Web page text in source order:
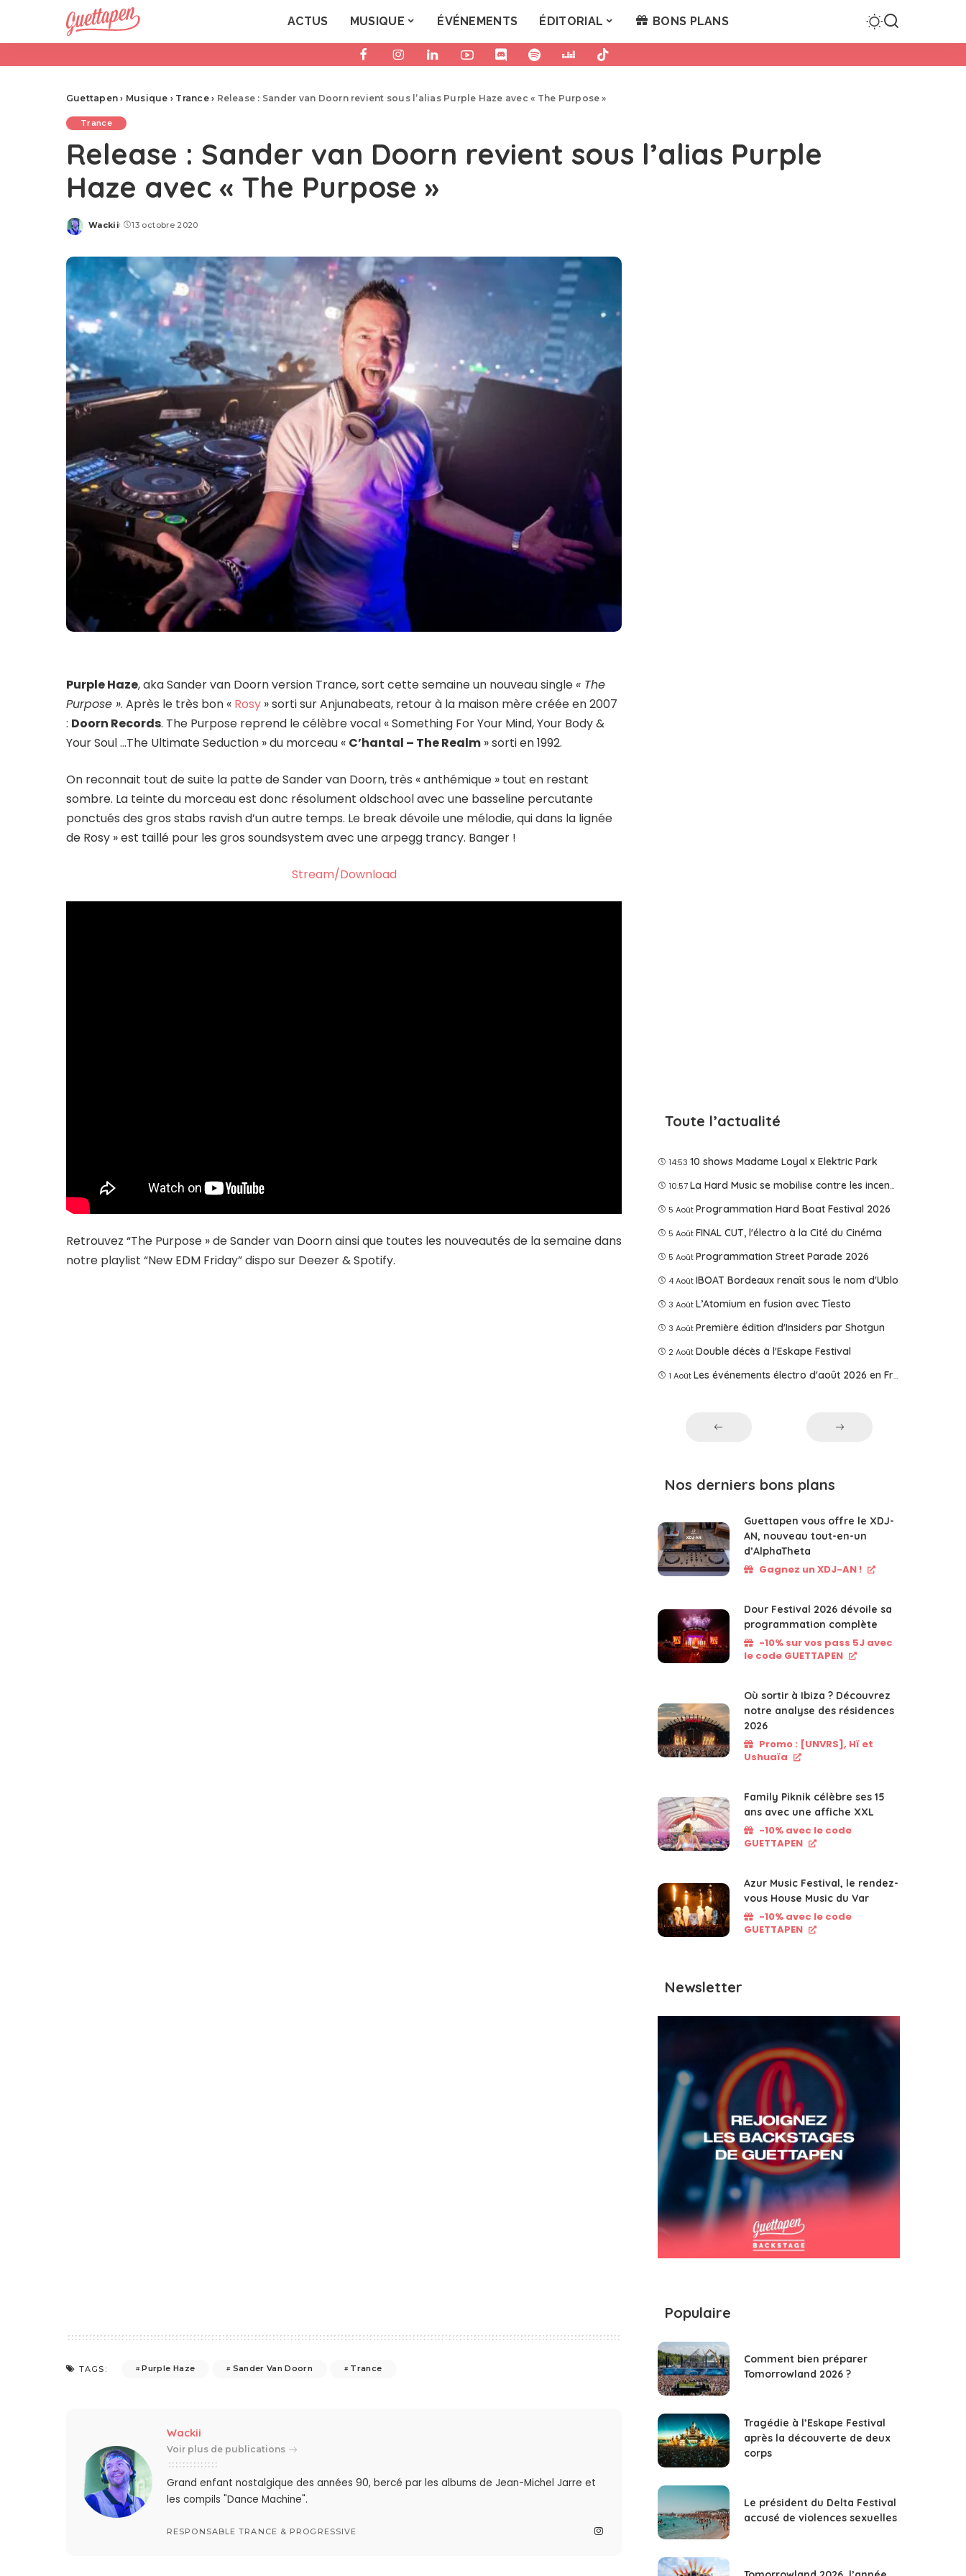
ACTUS MUSIQUE ÉVÉNEMENTS ÉDITORIAL BONS PLANS
Guettapen › Musique › Trance› Release : Sander van Doorn revient sous l’alias Purple Haze avec « The Purpose »
Trance
Release : Sander van Doorn revient sous l’alias Purple
Haze avec « The Purpose »
Posted
Wackii 13 octobre 2020
Purple Haze, aka Sander van Doorn version Trance, sort cette semaine un nouveau single « The
Purpose ». Après le très bon « Rosy » sorti sur Anjunabeats, retour à la maison mère créée en 2007
: Doorn Records. The Purpose reprend le célèbre vocal « Something For Your Mind, Your Body &
Your Soul …The Ultimate Seduction » du morceau « C’hantal – The Realm » sorti en 1992.
On reconnait tout de suite la patte de Sander van Doorn, très « anthémique » tout en restant
sombre. La teinte du morceau est donc résolument oldschool avec une basseline percutante
ponctués des gros stabs ravish d’un autre temps. Le break dévoile une mélodie, qui dans la lignée
de Rosy » est taillé pour les gros soundsystem avec une arpegg trancy. Banger !
Stream/Download
Retrouvez “The Purpose » de Sander van Doorn ainsi que toutes les nouveautés de la semaine dans
notre playlist “New EDM Friday” dispo sur Deezer & Spotify.
TAGS: Purple Haze Sander Van Doorn Trance
Wackii
Voir plus de publications
Grand enfant nostalgique des années 90, bercé par les albums de Jean-Michel Jarre et
les compils "Dance Machine".
RESPONSABLE TRANCE & PROGRESSIVE
Toute l’actualité
14:53 10 shows Madame Loyal x Elektric Park
10:57 La Hard Music se mobilise contre les incendies
5 Août Programmation Hard Boat Festival 2026
5 Août FINAL CUT, l'électro à la Cité du Cinéma
5 Août Programmation Street Parade 2026
4 Août IBOAT Bordeaux renaît sous le nom d'Ublo
3 Août L’Atomium en fusion avec Tîesto
3 Août Première édition d'Insiders par Shotgun
2 Août Double décès à l'Eskape Festival
1 Août Les événements électro d'août 2026 en France
Nos derniers bons plans
Guettapen vous offre le XDJ-
AN, nouveau tout-en-un
d’AlphaTheta
Gagnez un XDJ-AN !
Dour Festival 2026 dévoile sa
programmation complète
-10% sur vos pass 5J avec
le code GUETTAPEN
Où sortir à Ibiza ? Découvrez
notre analyse des résidences
2026
Promo : [UNVRS], Hï et
Ushuaïa
Family Piknik célèbre ses 15
ans avec une affiche XXL
-10% avec le code
GUETTAPEN
Azur Music Festival, le rendez-
vous House Music du Var
-10% avec le code
GUETTAPEN
Newsletter
Populaire
Comment bien préparer
Tomorrowland 2026 ?
Tragédie à l’Eskape Festival
après la découverte de deux
corps
Le président du Delta Festival
accusé de violences sexuelles